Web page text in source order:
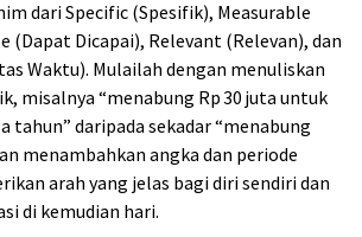
dari Specific (Spesifik), Measurable
(Dapat Dicapai), Relevant (Relevan), dan
Waktu). Mulailah dengan menuliskan
misalnya “menabung Rp 30 juta untuk
tahun” daripada sekadar “menabung
menambahkan angka dan periode
arah yang jelas bagi diri sendiri dan
di kemudian hari.